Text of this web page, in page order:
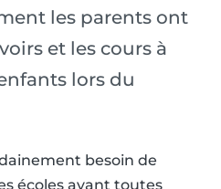
les parents ont
et les cours à
lors du
besoin de
écoles ayant toutes